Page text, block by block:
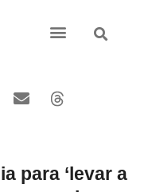
para ‘levar a